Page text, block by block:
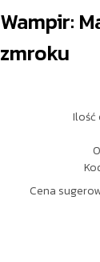
Wampir:
zmroku
Ilość
Cena